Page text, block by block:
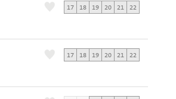
17 18 19 20 21 22
17 18 19 20 21 22